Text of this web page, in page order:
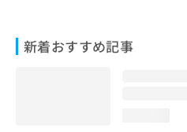
新着おすすめ記事